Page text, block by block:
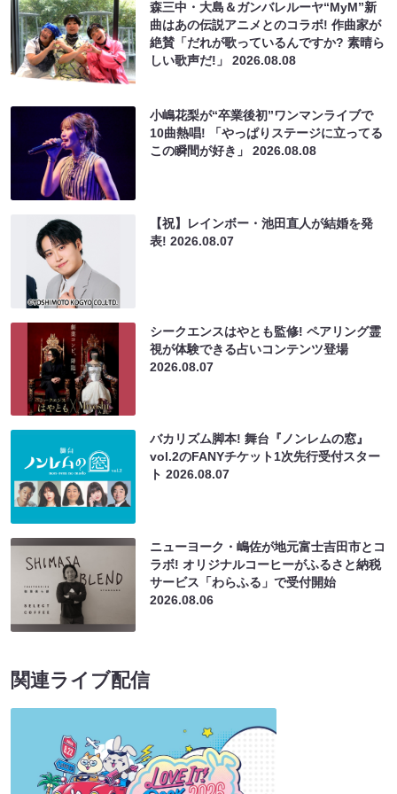
森三中・大島＆ガンバレルーヤ“MyM”新
曲はあの伝説アニメとのコラボ! 作曲家が
絶賛「だれが歌っているんですか? 素晴ら
しい歌声だ!」2026.08.08
小嶋花梨が“卒業後初”ワンマンライブで
10曲熱唱! 「やっぱりステージに立ってる
この瞬間が好き」2026.08.08
【祝】レインボー・池田直人が結婚を発
表!2026.08.07
シークエンスはやとも監修! ペアリング霊
視が体験できる占いコンテンツ登場
2026.08.07
バカリズム脚本! 舞台『ノンレムの窓』
vol.2のFANYチケット1次先行受付スター
ト2026.08.07
ニューヨーク・嶋佐が地元富士吉田市とコ
ラボ! オリジナルコーヒーがふるさと納税
サービス「わらふる」で受付開始
2026.08.06
関連ライブ配信